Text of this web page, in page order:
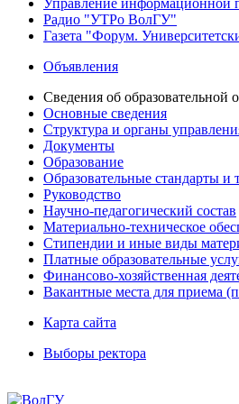
Управление информационной
Радио "УТРо ВолГУ"
Газета "Форум.
Объявления
Сведения об образовательной
Основные сведения
Структура и органы
Документы
Образование
Образовательные стандарты и
Руководство
Научно-педагогический состав
Материально-техническое
Стипендии и иные виды
Платные образовательные
Финансово-хозяйственная
Вакантные места для приема
Карта сайта
Выборы ректора